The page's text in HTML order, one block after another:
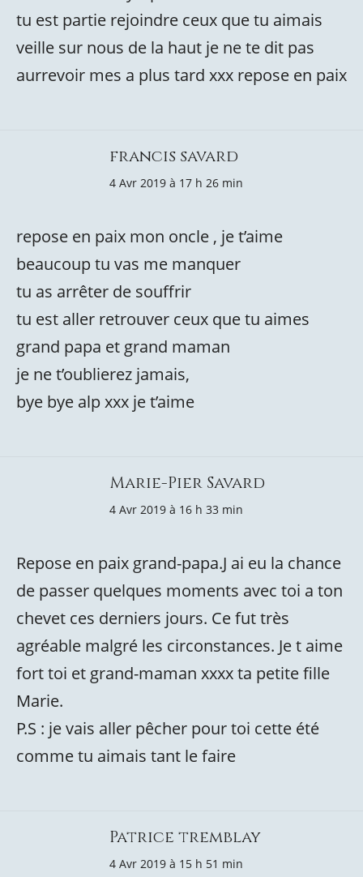
tu est partie rejoindre ceux que tu aimais
veille sur nous de la haut je ne te dit pas
aurrevoir mes a plus tard xxx repose en paix
francis savard
4 Avr 2019 à 17 h 26 min
repose en paix mon oncle , je t’aime
beaucoup tu vas me manquer
tu as arrêter de souffrir
tu est aller retrouver ceux que tu aimes
grand papa et grand maman
je ne t’oublierez jamais,
bye bye alp xxx je t’aime
Marie-Pier Savard
4 Avr 2019 à 16 h 33 min
Repose en paix grand-papa.J ai eu la chance
de passer quelques moments avec toi a ton
chevet ces derniers jours. Ce fut très
agréable malgré les circonstances. Je t aime
fort toi et grand-maman xxxx ta petite fille
Marie.
P.S : je vais aller pêcher pour toi cette été
comme tu aimais tant le faire
Patrice tremblay
4 Avr 2019 à 15 h 51 min